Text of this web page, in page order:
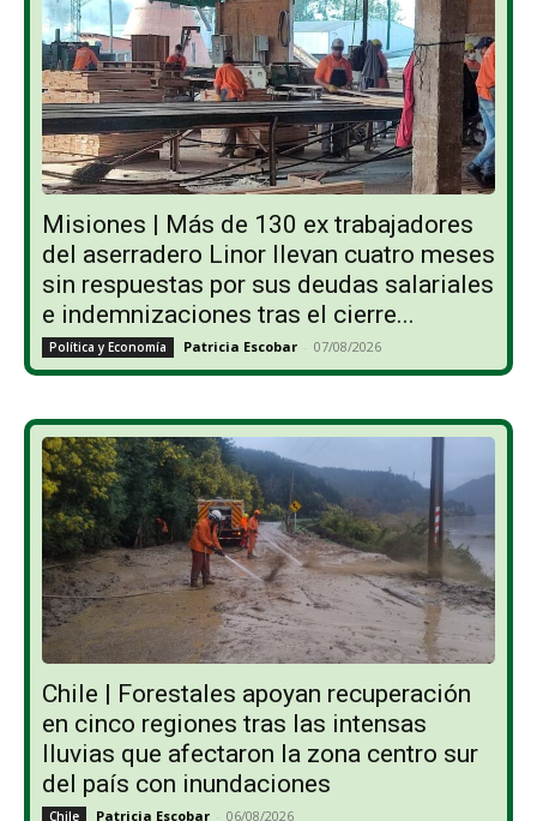
Misiones | Más de 130 ex trabajadores
del aserradero Linor llevan cuatro meses
sin respuestas por sus deudas salariales
e indemnizaciones tras el cierre...
Política y Economía Patricia Escobar - 07/08/2026
Chile | Forestales apoyan recuperación
en cinco regiones tras las intensas
lluvias que afectaron la zona centro sur
del país con inundaciones
Chile Patricia Escobar - 06/08/2026